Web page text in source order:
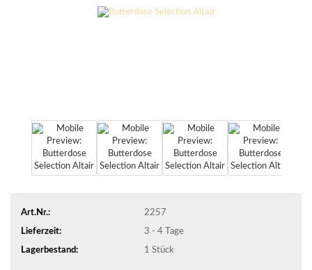
Art.Nr.: 2257
Lieferzeit: 3 - 4 Tage
Lagerbestand: 1 Stück